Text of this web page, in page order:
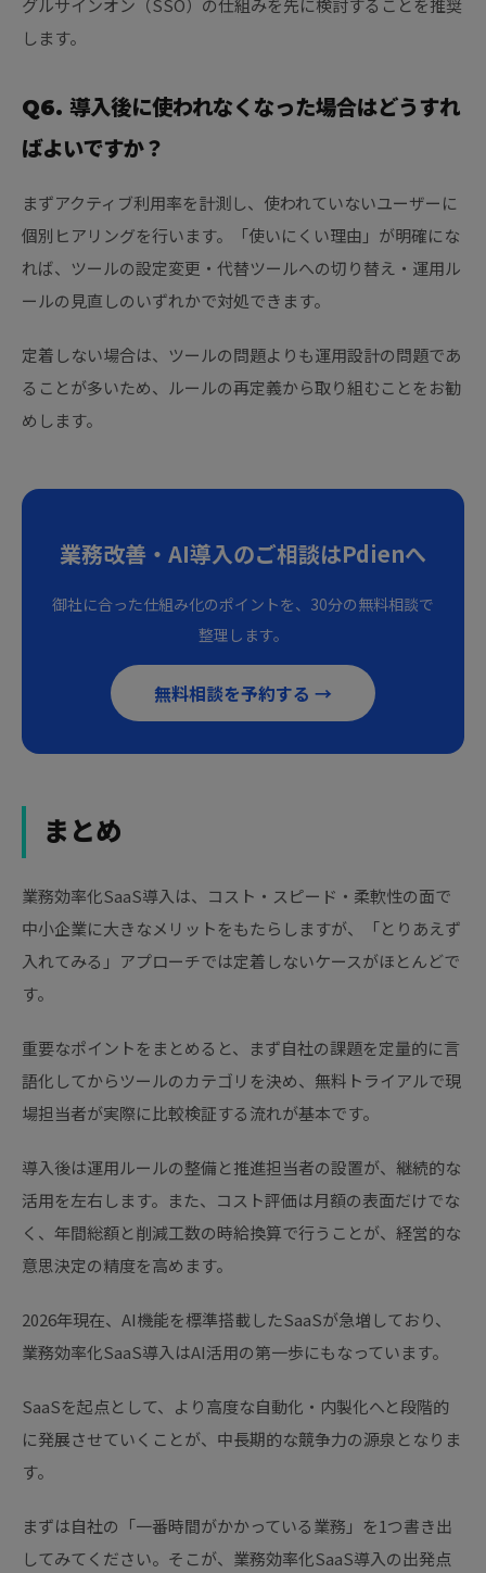
します。
Q6. 導入後に使われなくなった場合はどうすれ
ばよいですか？
まずアクティブ利用率を計測し、使われていないユーザーに
個別ヒアリングを行います。「使いにくい理由」が明確にな
れば、ツールの設定変更・代替ツールへの切り替え・運用ル
ールの見直しのいずれかで対処できます。
定着しない場合は、ツールの問題よりも運用設計の問題であ
ることが多いため、ルールの再定義から取り組むことをお勧
めします。
業務改善・AI導入のご相談はPdienへ
御社に合った仕組み化のポイントを、30分の無料相談で
整理します。
無料相談を予約する →
まとめ
業務効率化SaaS導入は、コスト・スピード・柔軟性の面で
中小企業に大きなメリットをもたらしますが、「とりあえず
入れてみる」アプローチでは定着しないケースがほとんどで
す。
重要なポイントをまとめると、まず自社の課題を定量的に言
語化してからツールのカテゴリを決め、無料トライアルで現
場担当者が実際に比較検証する流れが基本です。
導入後は運用ルールの整備と推進担当者の設置が、継続的な
活用を左右します。また、コスト評価は月額の表面だけでな
く、年間総額と削減工数の時給換算で行うことが、経営的な
意思決定の精度を高めます。
2026年現在、AI機能を標準搭載したSaaSが急増しており、
業務効率化SaaS導入はAI活用の第一歩にもなっています。
SaaSを起点として、より高度な自動化・内製化へと段階的
に発展させていくことが、中長期的な競争力の源泉となりま
す。
まずは自社の「一番時間がかかっている業務」を1つ書き出
してみてください。そこが、業務効率化SaaS導入の出発点